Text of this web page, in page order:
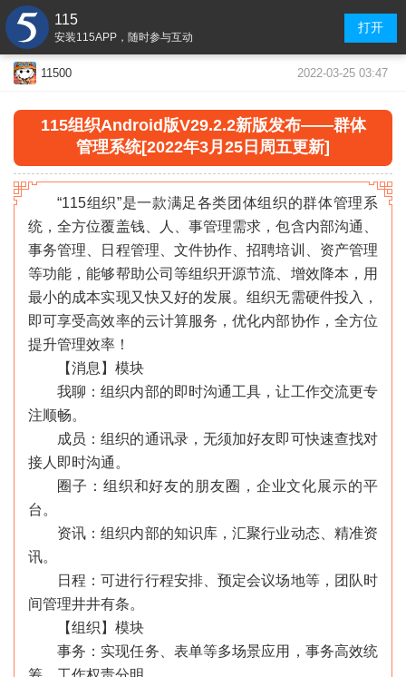
115
安装115APP，随时参与互动
打开
11500 2022-03-25 03:47
115组织Android版V29.2.2新版发布——群体
管理系统[2022年3月25日周五更新]
“115组织”是一款满足各类团体组织的群体管理系
统，全方位覆盖钱、人、事管理需求，包含内部沟通、
事务管理、日程管理、文件协作、招聘培训、资产管理
等功能，能够帮助公司等组织开源节流、增效降本，用
最小的成本实现又快又好的发展。组织无需硬件投入，
即可享受高效率的云计算服务，优化内部协作，全方位
提升管理效率！
【消息】模块
我聊：组织内部的即时沟通工具，让工作交流更专
注顺畅。
成员：组织的通讯录，无须加好友即可快速查找对
接人即时沟通。
圈子：组织和好友的朋友圈，企业文化展示的平
台。
资讯：组织内部的知识库，汇聚行业动态、精准资
讯。
日程：可进行行程安排、预定会议场地等，团队时
间管理井井有条。
【组织】模块
事务：实现任务、表单等多场景应用，事务高效统
»